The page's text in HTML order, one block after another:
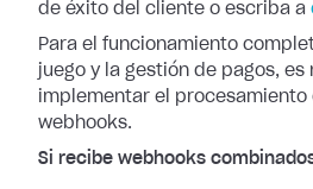
de éxito del cliente o escriba a
Para el funcionamiento
juego y la gestión de pagos, es
implementar el
webhooks.
Si recibe webhooks